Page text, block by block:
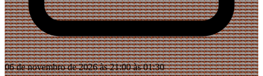
06 de novembro de 2026 às 21:00 às 01:30